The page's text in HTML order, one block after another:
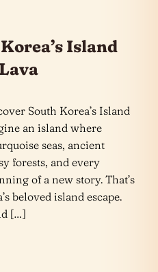
Island
South Korea’s Island
an island where
seas, ancient
forests, and every
of a new story. That’s
beloved island escape.
[…]